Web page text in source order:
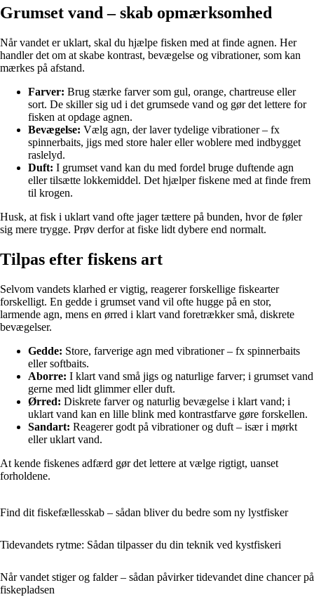
Grumset vand – skab opmærksomhed
Når vandet er uklart, skal du hjælpe fisken med at finde agnen. Her
handler det om at skabe kontrast, bevægelse og vibrationer, som kan
mærkes på afstand.
Farver: Brug stærke farver som gul, orange, chartreuse eller
sort. De skiller sig ud i det grumsede vand og gør det lettere for
fisken at opdage agnen.
Bevægelse: Vælg agn, der laver tydelige vibrationer – fx
spinnerbaits, jigs med store haler eller woblere med indbygget
raslelyd.
Duft: I grumset vand kan du med fordel bruge duftende agn
eller tilsætte lokkemiddel. Det hjælper fiskene med at finde frem
til krogen.
Husk, at fisk i uklart vand ofte jager tættere på bunden, hvor de føler
sig mere trygge. Prøv derfor at fiske lidt dybere end normalt.
Tilpas efter fiskens art
Selvom vandets klarhed er vigtig, reagerer forskellige fiskearter
forskelligt. En gedde i grumset vand vil ofte hugge på en stor,
larmende agn, mens en ørred i klart vand foretrækker små, diskrete
bevægelser.
Gedde: Store, farverige agn med vibrationer – fx spinnerbaits
eller softbaits.
Aborre: I klart vand små jigs og naturlige farver; i grumset vand
gerne med lidt glimmer eller duft.
Ørred: Diskrete farver og naturlig bevægelse i klart vand; i
uklart vand kan en lille blink med kontrastfarve gøre forskellen.
Sandart: Reagerer godt på vibrationer og duft – især i mørkt
eller uklart vand.
At kende fiskenes adfærd gør det lettere at vælge rigtigt, uanset
forholdene.
Find dit fiskefællesskab – sådan bliver du bedre som ny lystfisker
Tidevandets rytme: Sådan tilpasser du din teknik ved kystfiskeri
Når vandet stiger og falder – sådan påvirker tidevandet dine chancer på
fiskepladsen